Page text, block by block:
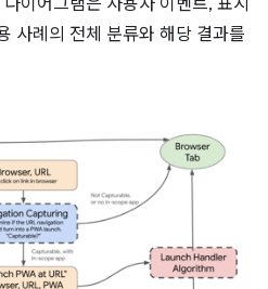
이어그램은 사용자 이벤트, 표시
사례의 전체 분류와 해당 결과를